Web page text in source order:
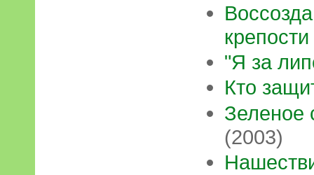
крепости
"Я за
Кто
Зеленое
(2003)